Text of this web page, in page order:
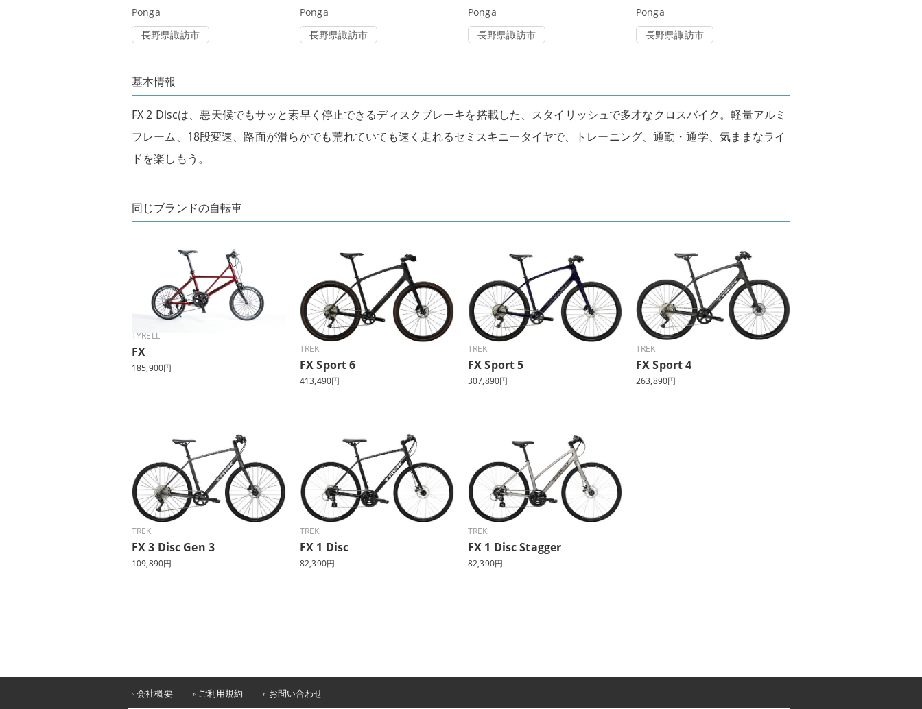
Ponga
長野県諏訪市
Ponga
長野県諏訪市
Ponga
長野県諏訪市
Ponga
長野県諏訪市
基本情報
FX 2 Discは、悪天候でもサッと素早く停止できるディスクブレーキを搭載した、スタイリッシュで多才なクロスバイク。軽量アルミ
フレーム、18段変速、路面が滑らかでも荒れていても速く走れるセミスキニータイヤで、トレーニング、通勤・通学、気ままなライ
ドを楽しもう。
同じブランドの自転車
TYRELL
FX
185,900円
TREK
FX Sport 6
413,490円
TREK
FX Sport 5
307,890円
TREK
FX Sport 4
263,890円
TREK
FX 3 Disc Gen 3
109,890円
TREK
FX 1 Disc
82,390円
TREK
FX 1 Disc Stagger
82,390円
会社概要 ご利用規約 お問い合わせ